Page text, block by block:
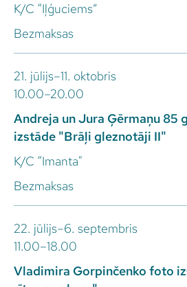
K/C “Iļģuciems”
Bezmaksas
21. jūlijs–11. oktobris
10.00–20.00
Andreja un Jura Ģērmaņu 85
izstāde "Brāļi gleznotāji II"
K/C “Imanta"
Bezmaksas
22. jūlijs–6. septembris
11.00–18.00
Vladimira Gorpinčenko foto